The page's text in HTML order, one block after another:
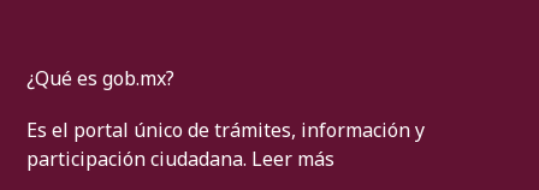
¿Qué es gob.mx?
Es el portal único de trámites, información y
participación ciudadana. Leer más